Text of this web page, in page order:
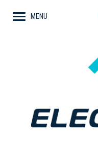
MENU